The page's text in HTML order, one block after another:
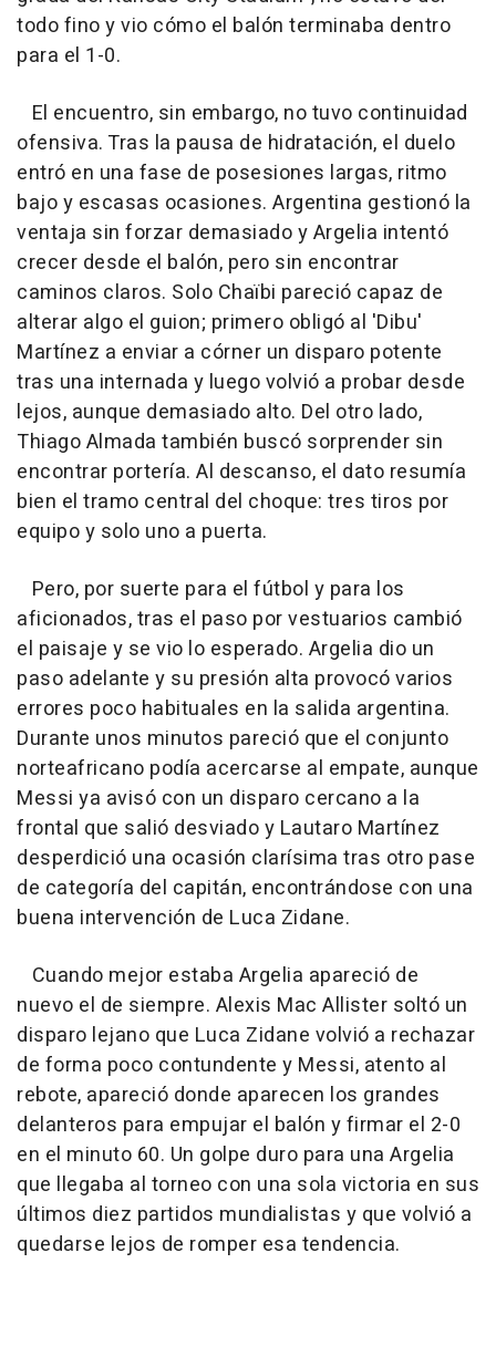
todo fino y vio cómo el balón terminaba dentro
para el 1-0.
El encuentro, sin embargo, no tuvo continuidad
ofensiva. Tras la pausa de hidratación, el duelo
entró en una fase de posesiones largas, ritmo
bajo y escasas ocasiones. Argentina gestionó la
ventaja sin forzar demasiado y Argelia intentó
crecer desde el balón, pero sin encontrar
caminos claros. Solo Chaïbi pareció capaz de
alterar algo el guion; primero obligó al 'Dibu'
Martínez a enviar a córner un disparo potente
tras una internada y luego volvió a probar desde
lejos, aunque demasiado alto. Del otro lado,
Thiago Almada también buscó sorprender sin
encontrar portería. Al descanso, el dato resumía
bien el tramo central del choque: tres tiros por
equipo y solo uno a puerta.
Pero, por suerte para el fútbol y para los
aficionados, tras el paso por vestuarios cambió
el paisaje y se vio lo esperado. Argelia dio un
paso adelante y su presión alta provocó varios
errores poco habituales en la salida argentina.
Durante unos minutos pareció que el conjunto
norteafricano podía acercarse al empate, aunque
Messi ya avisó con un disparo cercano a la
frontal que salió desviado y Lautaro Martínez
desperdició una ocasión clarísima tras otro pase
de categoría del capitán, encontrándose con una
buena intervención de Luca Zidane.
Cuando mejor estaba Argelia apareció de
nuevo el de siempre. Alexis Mac Allister soltó un
disparo lejano que Luca Zidane volvió a rechazar
de forma poco contundente y Messi, atento al
rebote, apareció donde aparecen los grandes
delanteros para empujar el balón y firmar el 2-0
en el minuto 60. Un golpe duro para una Argelia
que llegaba al torneo con una sola victoria en sus
últimos diez partidos mundialistas y que volvió a
quedarse lejos de romper esa tendencia.